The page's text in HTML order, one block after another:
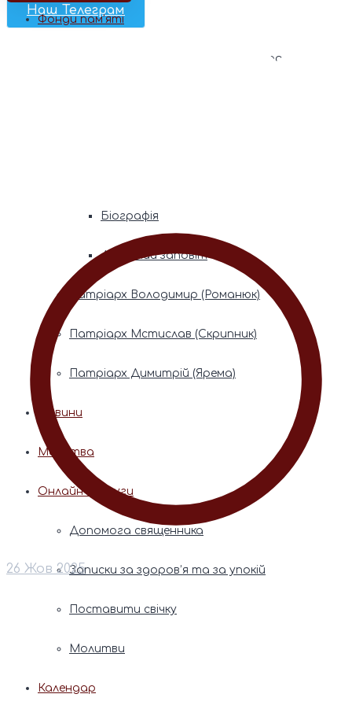
Наш Телеграм
Фонди пам’яті
Митрополита Володимира (Сабодана)
Біографія
Духовний заповіт
Патріарх Володимир (Романюк)
Патріарх Мстислав (Скрипник)
Патріарх Димитрій (Ярема)
Новини
Молитва
Онлайн послуги
Допомога священника
Записки за здоров’я та за упокій
Поставити свічку
Молитви
Календар
26 Жов 2025